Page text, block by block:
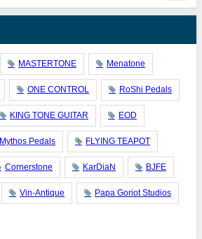
MASTERTONE Menatone
ONE CONTROL RoShi Pedals
KING TONE GUITAR EOD
Mythos Pedals FLYING TEAPOT
Cornerstone KarDiaN BJFE
Vin-Antique Papa Goriot Studios